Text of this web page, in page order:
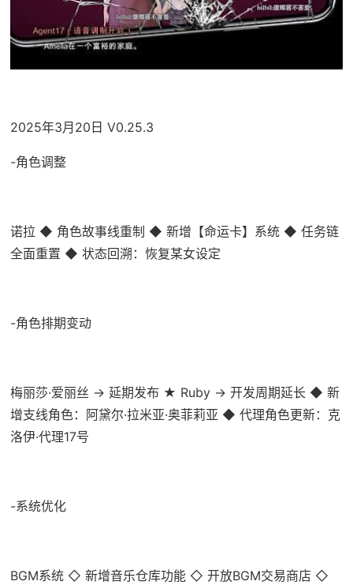
2025年3月20日 V0.25.3
-角色调整
诺拉 ◆ 角色故事线重制 ◆ 新增【命运卡】系统 ◆ 任务链
全面重置 ◆ 状态回溯：恢复某女设定
-角色排期变动
梅丽莎·爱丽丝 → 延期发布 ★ Ruby → 开发周期延长 ◆ 新
增支线角色：阿黛尔·拉米亚·奥菲莉亚 ◆ 代理角色更新：克
洛伊·代理17号
-系统优化
BGM系统 ◇ 新增音乐仓库功能 ◇ 开放BGM交易商店 ◇